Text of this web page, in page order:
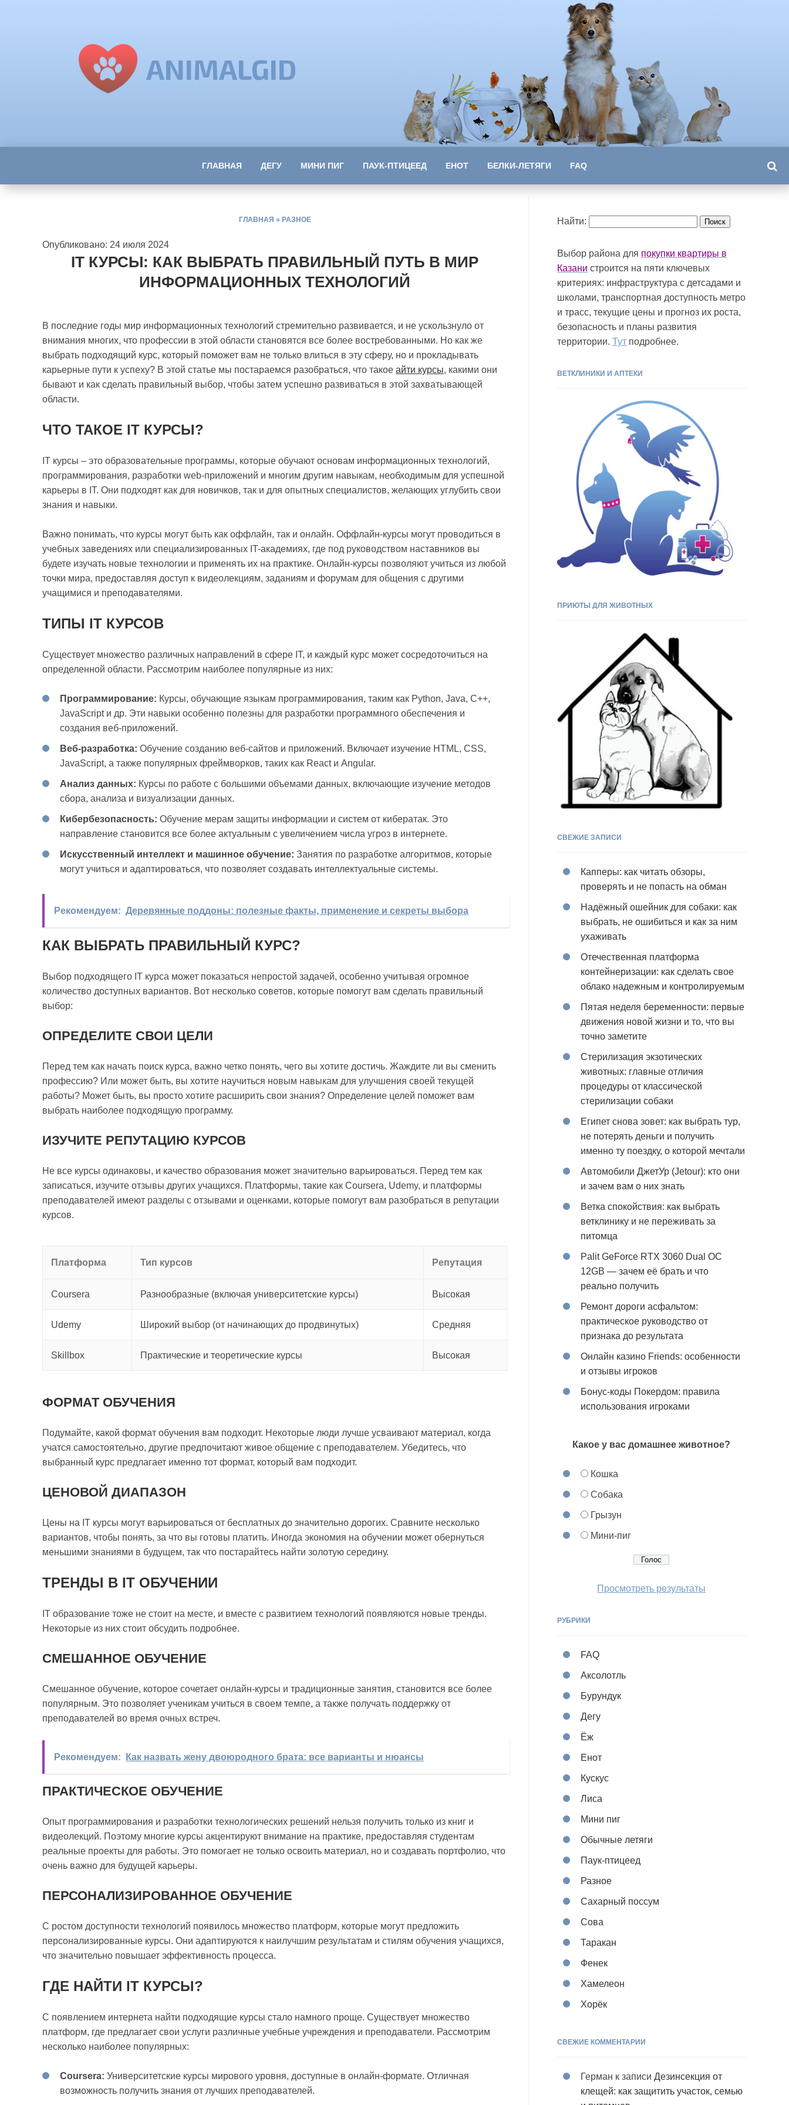
ANIMALGID
ANIMALGID
ГЛАВНАЯ ДЕГУ МИНИ ПИГ ПАУК-ПТИЦЕЕД ЕНОТ БЕЛКИ-ЛЕТЯГИ FAQ
ГЛАВНАЯ » РАЗНОЕ
Опубликовано: 24 июля 2024
IT КУРСЫ: КАК ВЫБРАТЬ ПРАВИЛЬНЫЙ ПУТЬ В МИР
ИНФОРМАЦИОННЫХ ТЕХНОЛОГИЙ
В последние годы мир информационных технологий стремительно развивается, и не ускользнуло от
внимания многих, что профессии в этой области становятся все более востребованными. Но как же
выбрать подходящий курс, который поможет вам не только влиться в эту сферу, но и прокладывать
карьерные пути к успеху? В этой статье мы постараемся разобраться, что такое айти курсы, какими они
бывают и как сделать правильный выбор, чтобы затем успешно развиваться в этой захватывающей
области.
ЧТО ТАКОЕ IT КУРСЫ?
IT курсы – это образовательные программы, которые обучают основам информационных технологий,
программирования, разработки web-приложений и многим другим навыкам, необходимым для успешной
карьеры в IT. Они подходят как для новичков, так и для опытных специалистов, желающих углубить свои
знания и навыки.
Важно понимать, что курсы могут быть как оффлайн, так и онлайн. Оффлайн-курсы могут проводиться в
учебных заведениях или специализированных IT-академиях, где под руководством наставников вы
будете изучать новые технологии и применять их на практике. Онлайн-курсы позволяют учиться из любой
точки мира, предоставляя доступ к видеолекциям, заданиям и форумам для общения с другими
учащимися и преподавателями.
ТИПЫ IT КУРСОВ
Существует множество различных направлений в сфере IT, и каждый курс может сосредоточиться на
определенной области. Рассмотрим наиболее популярные из них:
Программирование: Курсы, обучающие языкам программирования, таким как Python, Java, C++,
JavaScript и др. Эти навыки особенно полезны для разработки программного обеспечения и
создания веб-приложений.
Веб-разработка: Обучение созданию веб-сайтов и приложений. Включает изучение HTML, CSS,
JavaScript, а также популярных фреймворков, таких как React и Angular.
Анализ данных: Курсы по работе с большими объемами данных, включающие изучение методов
сбора, анализа и визуализации данных.
Кибербезопасность: Обучение мерам защиты информации и систем от кибератак. Это
направление становится все более актуальным с увеличением числа угроз в интернете.
Искусственный интеллект и машинное обучение: Занятия по разработке алгоритмов, которые
могут учиться и адаптироваться, что позволяет создавать интеллектуальные системы.
Рекомендуем: Деревянные поддоны: полезные факты, применение и секреты выбора
КАК ВЫБРАТЬ ПРАВИЛЬНЫЙ КУРС?
Выбор подходящего IT курса может показаться непростой задачей, особенно учитывая огромное
количество доступных вариантов. Вот несколько советов, которые помогут вам сделать правильный
выбор:
ОПРЕДЕЛИТЕ СВОИ ЦЕЛИ
Перед тем как начать поиск курса, важно четко понять, чего вы хотите достичь. Жаждите ли вы сменить
профессию? Или может быть, вы хотите научиться новым навыкам для улучшения своей текущей
работы? Может быть, вы просто хотите расширить свои знания? Определение целей поможет вам
выбрать наиболее подходящую программу.
ИЗУЧИТЕ РЕПУТАЦИЮ КУРСОВ
Не все курсы одинаковы, и качество образования может значительно варьироваться. Перед тем как
записаться, изучите отзывы других учащихся. Платформы, такие как Coursera, Udemy, и платформы
преподавателей имеют разделы с отзывами и оценками, которые помогут вам разобраться в репутации
курсов.
Платформа Тип курсов Репутация
Coursera Разнообразные (включая университетские курсы) Высокая
Udemy Широкий выбор (от начинающих до продвинутых) Средняя
Skillbox Практические и теоретические курсы Высокая
ФОРМАТ ОБУЧЕНИЯ
Подумайте, какой формат обучения вам подходит. Некоторые люди лучше усваивают материал, когда
учатся самостоятельно, другие предпочитают живое общение с преподавателем. Убедитесь, что
выбранный курс предлагает именно тот формат, который вам подходит.
ЦЕНОВОЙ ДИАПАЗОН
Цены на IT курсы могут варьироваться от бесплатных до значительно дорогих. Сравните несколько
вариантов, чтобы понять, за что вы готовы платить. Иногда экономия на обучении может обернуться
меньшими знаниями в будущем, так что постарайтесь найти золотую середину.
ТРЕНДЫ В IT ОБУЧЕНИИ
IT образование тоже не стоит на месте, и вместе с развитием технологий появляются новые тренды.
Некоторые из них стоит обсудить подробнее.
СМЕШАННОЕ ОБУЧЕНИЕ
Смешанное обучение, которое сочетает онлайн-курсы и традиционные занятия, становится все более
популярным. Это позволяет ученикам учиться в своем темпе, а также получать поддержку от
преподавателей во время очных встреч.
Рекомендуем: Как назвать жену двоюродного брата: все варианты и нюансы
ПРАКТИЧЕСКОЕ ОБУЧЕНИЕ
Опыт программирования и разработки технологических решений нельзя получить только из книг и
видеолекций. Поэтому многие курсы акцентируют внимание на практике, предоставляя студентам
реальные проекты для работы. Это помогает не только освоить материал, но и создавать портфолио, что
очень важно для будущей карьеры.
ПЕРСОНАЛИЗИРОВАННОЕ ОБУЧЕНИЕ
С ростом доступности технологий появилось множество платформ, которые могут предложить
персонализированные курсы. Они адаптируются к наилучшим результатам и стилям обучения учащихся,
что значительно повышает эффективность процесса.
ГДЕ НАЙТИ IT КУРСЫ?
С появлением интернета найти подходящие курсы стало намного проще. Существует множество
платформ, где предлагает свои услуги различные учебные учреждения и преподаватели. Рассмотрим
несколько наиболее популярных:
Coursera: Университетские курсы мирового уровня, доступные в онлайн-формате. Отличная
возможность получить знания от лучших преподавателей.
Найти:
Выбор района для покупки квартиры в
Казани строится на пяти ключевых
критериях: инфраструктура с детсадами и
школами, транспортная доступность метро
и трасс, текущие цены и прогноз их роста,
безопасность и планы развития
территории. Тут подробнее.
ВЕТКЛИНИКИ И АПТЕКИ
ПРИЮТЫ ДЛЯ ЖИВОТНЫХ
СВЕЖИЕ ЗАПИСИ
Капперы: как читать обзоры,
проверять и не попасть на обман
Надёжный ошейник для собаки: как
выбрать, не ошибиться и как за ним
ухаживать
Отечественная платформа
контейнеризации: как сделать свое
облако надежным и контролируемым
Пятая неделя беременности: первые
движения новой жизни и то, что вы
точно заметите
Стерилизация экзотических
животных: главные отличия
процедуры от классической
стерилизации собаки
Египет снова зовет: как выбрать тур,
не потерять деньги и получить
именно ту поездку, о которой мечтали
Автомобили ДжетУр (Jetour): кто они
и зачем вам о них знать
Ветка спокойствия: как выбрать
ветклинику и не переживать за
питомца
Palit GeForce RTX 3060 Dual OC
12GB — зачем её брать и что
реально получить
Ремонт дороги асфальтом:
практическое руководство от
признака до результата
Онлайн казино Friends: особенности
и отзывы игроков
Бонус-коды Покердом: правила
использования игроками
Какое у вас домашнее животное?
Кошка
Собака
Грызун
Мини-пиг
Просмотреть результаты
РУБРИКИ
FAQ
Аксолотль
Бурундук
Дегу
Ёж
Енот
Кускус
Лиса
Мини пиг
Обычные летяги
Паук-птицеед
Разное
Сахарный поссум
Сова
Таракан
Фенек
Хамелеон
Хорёк
СВЕЖИЕ КОММЕНТАРИИ
Герман к записи Дезинсекция от
клещей: как защитить участок, семью